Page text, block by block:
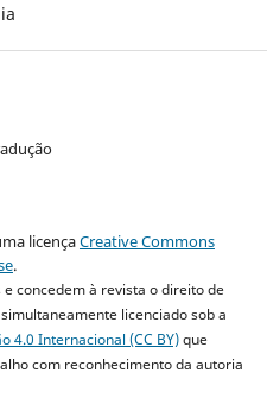
licençaCreative Commons
.
concedem à revista o direito de
licenciado sob a
4.0 Internacional (CC BY)que
com reconhecimento da autoria